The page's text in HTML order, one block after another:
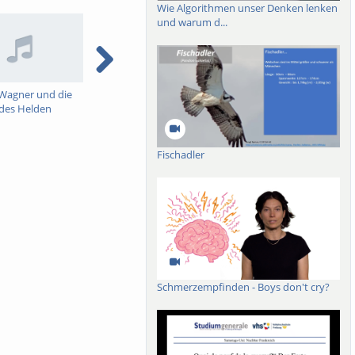
aus bestimmten
oder
und die
Helden
Zwischen Bildnispolitik
und Idolatrie: Die Statuen
Papst Bonifaz’ VIII.
Jahrhunderts
Wie Algorithmen unser Denken lenken
und warum d...
Fischadler
Schmerzempfinden - Boys don't cry?